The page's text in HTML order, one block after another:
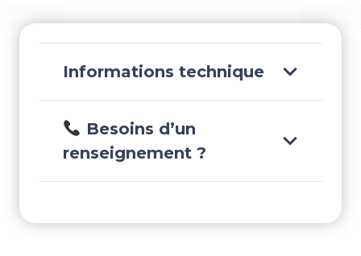
GS30412
Informations technique
Besoins d’un
renseignement ?